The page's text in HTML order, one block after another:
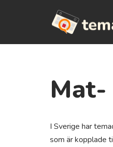
Mat-
I Sverige har
som är kopplade